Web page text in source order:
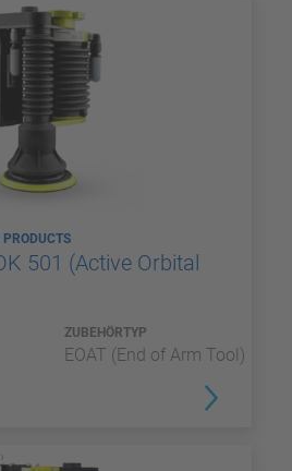
501 (Active Orbital
ZUBEHÖRTYP
EOAT (End of Arm Tool)